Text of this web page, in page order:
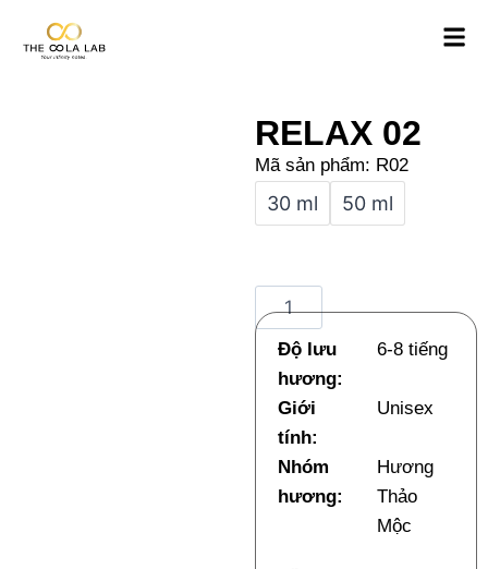
RELAX 02
Mã sản phẩm: R02
30 ml 50 ml
Độ lưu
hương:
6-8 tiếng
Giới
tính:
Unisex
Nhóm
hương:
Hương
Thảo
Mộc